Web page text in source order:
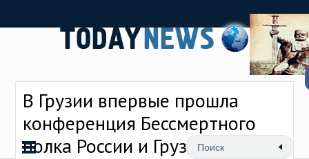
В Грузии впервые прошла
конференция Бессмертного
полка России и Грузии